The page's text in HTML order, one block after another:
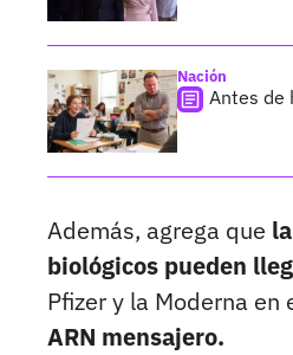
Nación
Antes de
Además, agrega que
biológicos pueden
Pfizer y la Moderna en
ARN mensajero.